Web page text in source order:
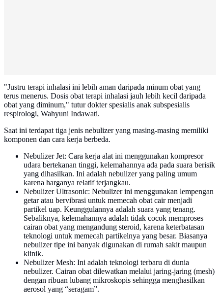
"Justru terapi inhalasi ini lebih aman daripada minum obat yang
terus menerus. Dosis obat terapi inhalasi jauh lebih kecil daripada
obat yang diminum," tutur dokter spesialis anak subspesialis
respirologi, Wahyuni Indawati.
Saat ini terdapat tiga jenis nebulizer yang masing-masing memiliki
komponen dan cara kerja berbeda.
Nebulizer Jet: Cara kerja alat ini menggunakan kompresor
udara bertekanan tinggi, kelemahannya ada pada suara berisik
yang dihasilkan. Ini adalah nebulizer yang paling umum
karena harganya relatif terjangkau.
Nebulizer Ultrasonic: Nebulizer ini menggunakan lempengan
getar atau bervibrasi untuk memecah obat cair menjadi
partikel uap. Keunggulannya adalah suara yang tenang.
Sebaliknya, kelemahannya adalah tidak cocok memproses
cairan obat yang mengandung steroid, karena keterbatasan
teknologi untuk memecah partikelnya yang besar. Biasanya
nebulizer tipe ini banyak digunakan di rumah sakit maupun
klinik.
Nebulizer Mesh: Ini adalah teknologi terbaru di dunia
nebulizer. Cairan obat dilewatkan melalui jaring-jaring (mesh)
dengan ribuan lubang mikroskopis sehingga menghasilkan
aerosol yang “seragam”.